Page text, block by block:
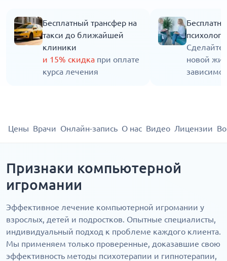
Бесплатный трансфер на
такси до ближайшей
клиники
и 15% скидка при оплате
курса лечения
психолога
Сделайте
новой
Цены Врачи Онлайн-запись О нас Видео Лицензии
Признаки компьютерной
игромании
Эффективное лечение компьютерной игромании у
взрослых, детей и подростков. Опытные специалисты,
индивидуальный подход к проблеме каждого клиента.
Мы применяем только проверенные, доказавшие свою
эффективность методы психотерапии и гипнотерапии,